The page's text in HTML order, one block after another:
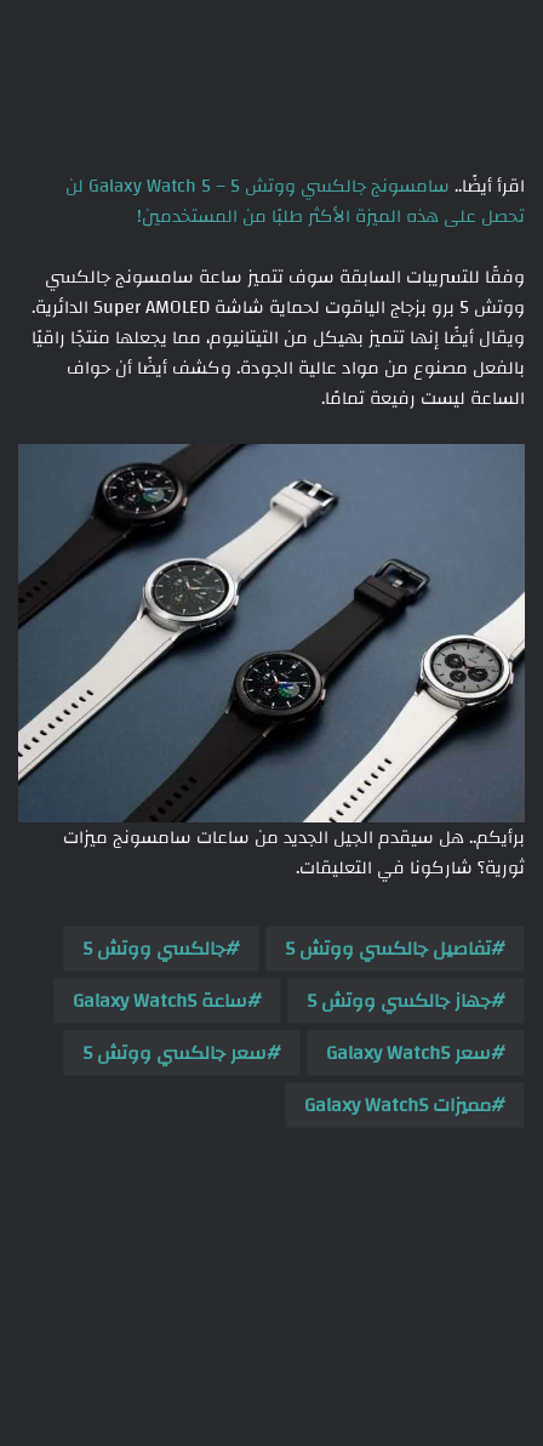
اقرأ أيضًا..
سامسونج جالكسي ووتش 5 – Galaxy Watch 5 لن
تحصل على هذه الميزة الأكثر طلبًا من المستخدمين!
وفقًا للتسريبات السابقة سوف تتميز ساعة سامسونج جالكسي
ووتش 5 برو بزجاج الياقوت لحماية شاشة Super AMOLED الدائرية.
ويقال أيضًا إنها تتميز بهيكل من التيتانيوم، مما يجعلها منتجًا راقيًا
بالفعل مصنوع من مواد عالية الجودة. وكشف أيضًا أن حواف
الساعة ليست رفيعة تمامًا.
برأيكم.. هل سيقدم الجيل الجديد من ساعات سامسونج ميزات
ثورية؟ شاركونا في التعليقات.
تفاصيل جالكسي ووتش 5
جالكسي ووتش 5
جهاز جالكسي ووتش 5
ساعة Galaxy Watch5
سعر Galaxy Watch5
سعر جالكسي ووتش 5
مميزات Galaxy Watch5